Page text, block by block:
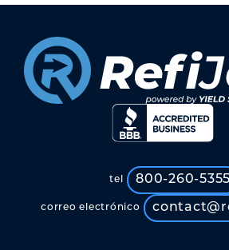
tel 800-260-5355
correo electrónico